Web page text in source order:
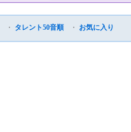
・ タレント50音順 ・ お気に入り